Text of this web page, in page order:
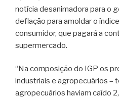
notícia desanimadora para o
deflação para amoldar o
consumidor, que pagará a
supermercado.
“Na composição do IGP os
industriais e agropecuários –
agropecuários haviam caído